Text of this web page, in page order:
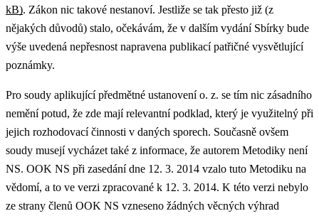
kB). Zákon nic takové nestanoví. Jestliže se tak přesto již (z
nějakých důvodů) stalo, očekávám, že v dalším vydání Sbírky bude
výše uvedená nepřesnost napravena publikací patřičné vysvětlující
poznámky.
Pro soudy aplikující předmětné ustanovení o. z. se tím nic zásadního
nemění potud, že zde mají relevantní podklad, který je využitelný při
jejich rozhodovací činnosti v daných sporech. Současně ovšem
soudy musejí vycházet také z informace, že autorem Metodiky není
NS. OOK NS při zasedání dne 12. 3. 2014 vzalo tuto Metodiku na
vědomí, a to ve verzi zpracované k 12. 3. 2014. K této verzi nebylo
ze strany členů OOK NS vzneseno žádných věcných výhrad